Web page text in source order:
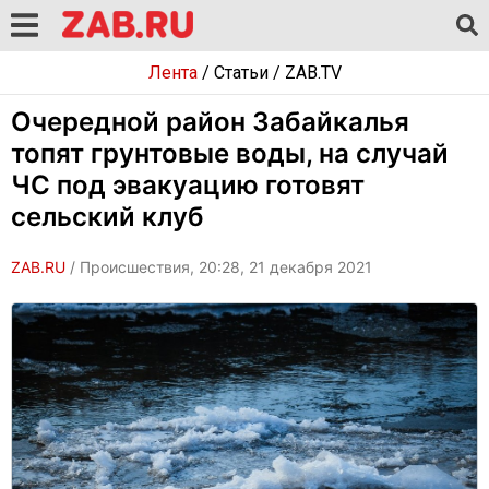
Лента/ Статьи/ ZAB.TV
Очередной район Забайкалья
топят грунтовые воды, на случай
ЧС под эвакуацию готовят
сельский клуб
ZAB.RU / Происшествия, 20:28, 21 декабря 2021